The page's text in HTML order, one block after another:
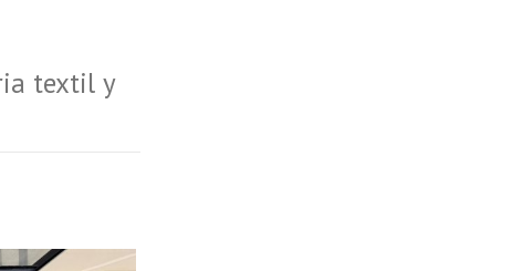
textil y